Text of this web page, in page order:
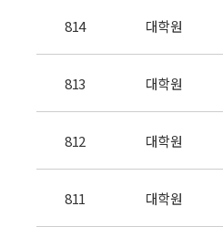
814 대학원
813 대학원
812 대학원
811 대학원